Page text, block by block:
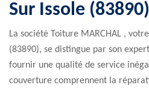
Sur Issole (83890)
La société Toiture MARCHAL ,
(83890), se distingue par son
fournir une qualité de service
couverture comprennent la